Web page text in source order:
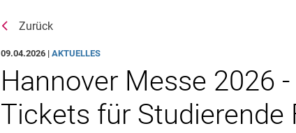
Zurück
09.04.2026 |AKTUELLES
Hannover Messe 2026
Tickets für Studierende